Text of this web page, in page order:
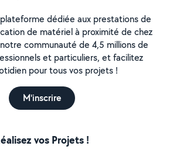
dédiée aux prestations de
de matériel à proximité de chez
communauté de 4,5 millions de
et particuliers, et facilitez
pour tous vos projets !
M'inscrire
vos Projets !